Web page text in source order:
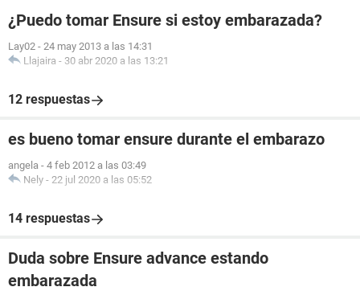
¿Puedo tomar Ensure si estoy embarazada?
Lay02 - 24 may 2013 a las 14:31
Llajaira - 30 abr 2020 a las 13:21
12 respuestas
es bueno tomar ensure durante el embarazo
angela - 4 feb 2012 a las 03:49
Nely - 22 jul 2020 a las 05:52
14 respuestas
Duda sobre Ensure advance estando
embarazada